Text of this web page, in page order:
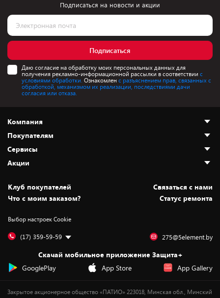
Подписаться на новости и акции
Подписаться
Даю согласие на обработку моих персональных данных для
получения рекламно-информационной рассылки в соответствии с
условиями обработки. Ознакомлен с разъяснением прав, связанных с
обработкой, механизмом их реализации, последствиями дачи
согласия или отказа.
Компания
О нас
Адреса магазинов
Новости
Статьи и обзоры
Вакансии
Дай пять добру!
Покупателям
Как сделать заказ
Оплата и доставка
Безналичный расчёт
Обмен и возврат товара
Обработка персональных данных
Подарочные карты
Сервисы
Установка техники
Для игровых консолей
Для мобильных устройств
Для компьютеров
Сервисные центры
Акции
Скидки и промокоды
Белорусские товары
Бонусы
Оплата частями
Уценка
Клуб покупателей
Cвязаться с нами
Что с моим заказом?
Статус ремонта
Выбор настроек Cookie
(17) 359-59-59 275@5element.by
Скачай мобильное приложение Защита+
GooglePlay
App Store App Gallery
Закрытое акционерное общество «ПАТИО» 223018, Минская обл., Минский